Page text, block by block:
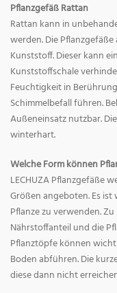
Pflanzgefäß Rattan
Rattan kann in
werden. Die
Kunststoff. Dieser kann
Kunststoffschale
Feuchtigkeit in
Schimmelbefall führen.
Außeneinsatz nutzbar.
winterhart.
Welche Form können
LECHUZA Pflanzgefäße
Größen angeboten. Es
Pflanze zu verwenden.
Nährstoffanteil und die
Pflanztöpfe können
Boden abführen. Die
diese dann nicht